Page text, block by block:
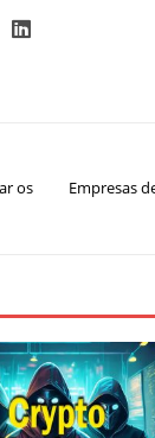
os
Empresas